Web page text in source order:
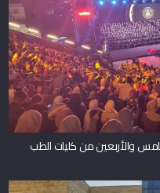
والأربعين من كليات الطب